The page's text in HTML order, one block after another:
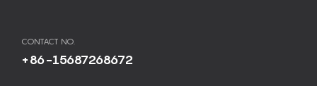
CONTACT NO.
+86-15687268672